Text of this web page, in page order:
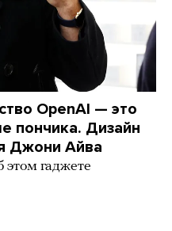
OpenAI — это
пончика. Дизайн
Джони Айва
этом гаджете